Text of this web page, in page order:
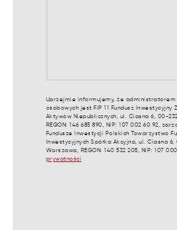
Uprzejmie informujemy, że administratorem
osobowych jest FIP 11 Fundusz Inwestycyjny
Aktywów Niepublicznych, ul. Ciasna 6, 00-
REGON: 146 685 890, NIP: 107 002 60 92,
Fundusze Inwestycji Polskich Towarzystwo
Inwestycyjnych Spółka Akcyjna, ul. Ciasna 6,
Warszawa, REGON: 140 532 205, NIP: 107
prywatności